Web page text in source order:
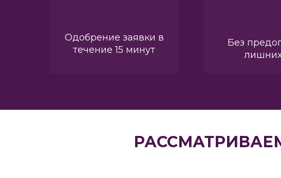
Одобрение заявки в
течение 15 минут
Без